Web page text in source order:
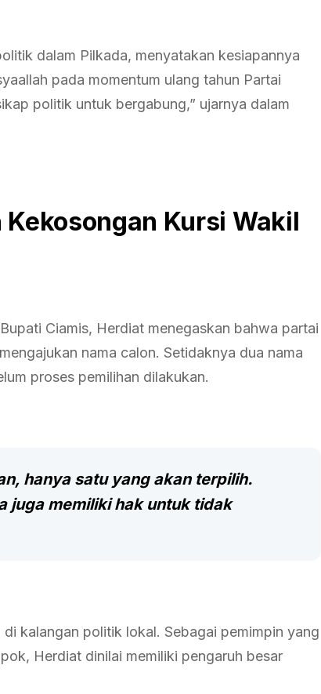
dalam Pilkada, menyatakan kesiapannya
pada momentum ulang tahun Partai
politik untuk bergabung,” ujarnya dalam
Kursi Wakil
Ciamis, Herdiat menegaskan bahwa partai
nama calon. Setidaknya dua nama
proses pemilihan dilakukan.
hanya satu yang akan terpilih.
juga memiliki hak untuk tidak
kalangan politik lokal. Sebagai pemimpin yang
Herdiat dinilai memiliki pengaruh besar